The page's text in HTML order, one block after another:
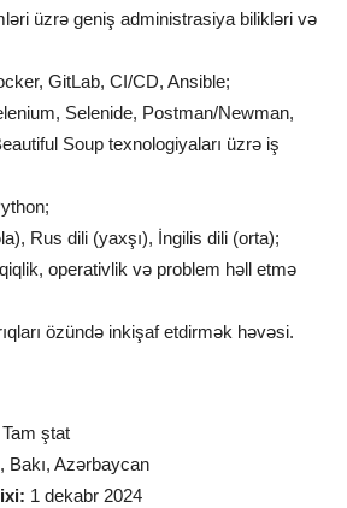
üzrə geniş administrasiya bilikləri və
GitLab, CI/CD, Ansible;
Selenide, Postman/Newman,
Soup texnologiyaları üzrə iş
Rus dili (yaxşı), İngilis dili (orta);
operativlik və problem həll etmə
özündə inkişaf etdirmək həvəsi.
Tam ştat
Bakı, Azərbaycan
1 dekabr 2024